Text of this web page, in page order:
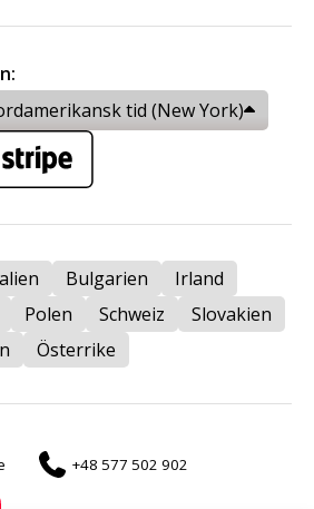
tid (New York)
Bulgarien
Irland
Polen Schweiz
Slovakien
Österrike
+48 577 502 902